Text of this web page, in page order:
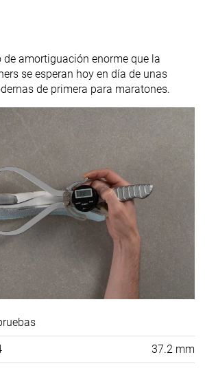
de amortiguación enorme que la
se esperan hoy en día de unas
de primera para maratones.
37.2 mm